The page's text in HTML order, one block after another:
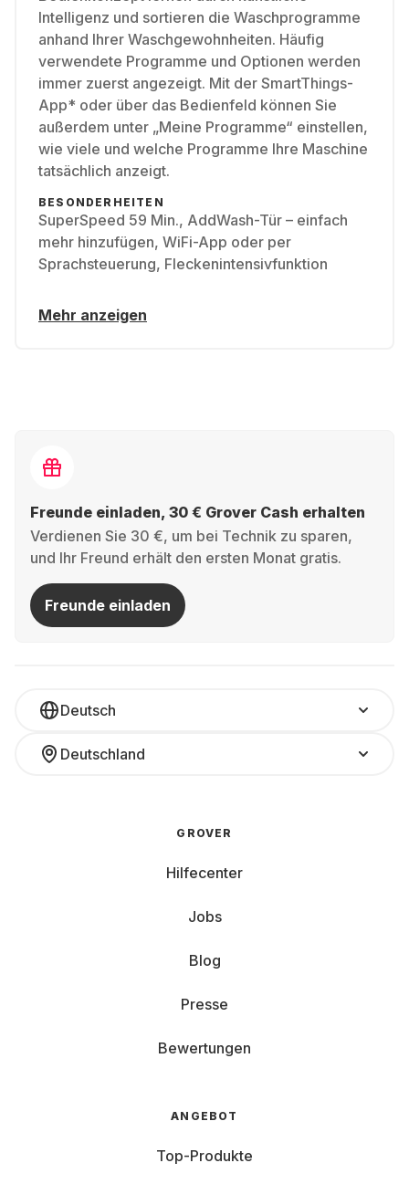
Intelligenz und sortieren die Waschprogramme
anhand Ihrer Waschgewohnheiten. Häufig
verwendete Programme und Optionen werden
immer zuerst angezeigt. Mit der SmartThings-
App* oder über das Bedienfeld können Sie
außerdem unter „Meine Programme“ einstellen,
wie viele und welche Programme Ihre Maschine
tatsächlich anzeigt.
BESONDERHEITEN
SuperSpeed 59 Min., AddWash-Tür – einfach
mehr hinzufügen, WiFi-App oder per
Sprachsteuerung, Fleckenintensivfunktion
Mehr anzeigen
Freunde einladen, 30 € Grover Cash erhalten
Verdienen Sie 30 €, um bei Technik zu sparen,
und Ihr Freund erhält den ersten Monat gratis.
Freunde einladen
Deutsch
Deutschland
GROVER
Hilfecenter
Jobs
Blog
Presse
Bewertungen
ANGEBOT
Top-Produkte